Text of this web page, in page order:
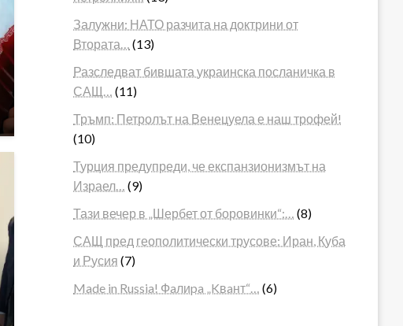
Залужни: НАТО разчита на доктрини от
Втората…
(13)
Разследват бившата украинска посланичка в
САЩ…
(11)
Тръмп: Петролът на Венецуела е наш трофей!
(10)
Турция предупреди, че експанзионизмът на
Израел…
(9)
Тази вечер в „Шербет от боровинки“:…
(8)
САЩ пред геополитически трусове: Иран, Куба
и Русия (7)
Made in Russia! Фaлиpa „Kвaнт“…
(6)